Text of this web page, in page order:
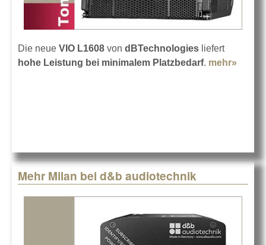
Die neue VIO L1608 von dBTechnologies liefert
hohe Leistung bei minimalem Platzbedarf. mehr»
Mehr Milan bei d&b audiotechnik